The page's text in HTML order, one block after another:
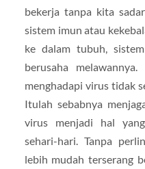
bekerja tanpa kita
sistem imun atau
ke dalam tubuh,
berusaha
menghadapi virus tidak
Itulah sebabnya
virus menjadi hal
sehari-hari. Tanpa
lebih mudah terserang